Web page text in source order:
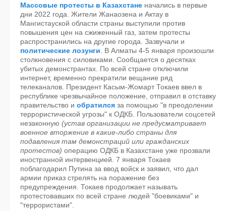
Массовые протесты в Казахстане начались в первые
дни 2022 года. Жители Жанаозена и Актау в
Мангистауской области страны выступили против
повышения цен на сжиженный газ, затем протесты
распространились на другие города. Зазвучали и
политические лозунги . В Алматы 4-5 января произошли
столкновения с силовиками. Сообщается о десятках
убитых демонстрантах. По всей стране отключили
интернет, временно прекратили вещание ряд
телеканалов. Президент Касым-Жомарт Токаев ввел в
республике чрезвычайное положение, отправил в отставку
правительство и обратился за помощью "в преодолении
террористической угрозы" к ОДКБ. Пользователи соцсетей
незаконную (устав организации не предусматривает
военное вторжение в какие-либо страны для
подавления там демонстраций или гражданских
протестов) операцию ОДКБ в Казахстане уже прозвали
иностранной интервенцией. 7 января Токаев
поблагодарил Путина за ввод войск и заявил, что дал
армии приказ стрелять на поражение без
предупреждения. Токаев продолжает называть
протестовавших по всей стране людей "боевиками" и
"террористами".